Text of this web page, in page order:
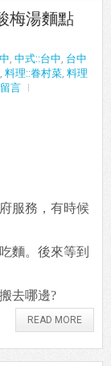
梅湯麵點
, 中式::台中, 台中
, 料理::眷村菜, 料理
言
服務，有時候
麵。後來等到
去哪邊?
READ MORE